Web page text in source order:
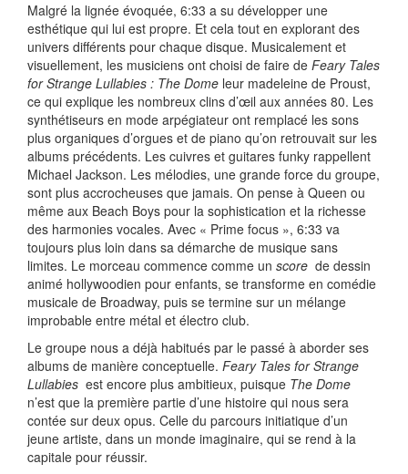
Malgré la lignée évoquée, 6:33 a su développer une
esthétique qui lui est propre. Et cela tout en explorant des
univers différents pour chaque disque. Musicalement et
visuellement, les musiciens ont choisi de faire de Feary Tales
for Strange Lullabies : The Dome leur madeleine de Proust,
ce qui explique les nombreux clins d’œil aux années 80. Les
synthétiseurs en mode arpégiateur ont remplacé les sons
plus organiques d’orgues et de piano qu’on retrouvait sur les
albums précédents. Les cuivres et guitares funky rappellent
Michael Jackson. Les mélodies, une grande force du groupe,
sont plus accrocheuses que jamais. On pense à Queen ou
même aux Beach Boys pour la sophistication et la richesse
des harmonies vocales. Avec « Prime focus », 6:33 va
toujours plus loin dans sa démarche de musique sans
limites. Le morceau commence comme un score de dessin
animé hollywoodien pour enfants, se transforme en comédie
musicale de Broadway, puis se termine sur un mélange
improbable entre métal et électro club.
Le groupe nous a déjà habitués par le passé à aborder ses
albums de manière conceptuelle. Feary Tales for Strange
Lullabies est encore plus ambitieux, puisque The Dome
n’est que la première partie d’une histoire qui nous sera
contée sur deux opus. Celle du parcours initiatique d’un
jeune artiste, dans un monde imaginaire, qui se rend à la
capitale pour réussir.